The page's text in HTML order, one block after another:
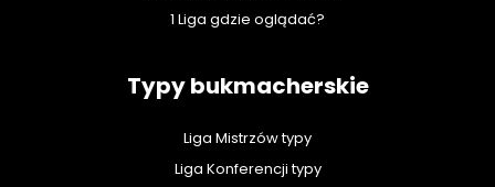
1 Liga gdzie oglądać?
Typy bukmacherskie
Liga Mistrzów typy
Liga Konferencji typy